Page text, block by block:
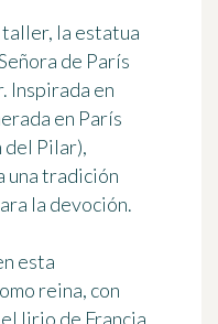
la estatua
de París
Inspirada en
en París
del Pilar),
una tradición
la devoción.
esta
reina, con
lirio de Francia